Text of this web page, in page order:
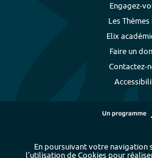
Engagez-
Les Thèmes
Elix
Faire un don
Contactez-
En poursuivant votre navigation
l’utilisation de Cookies pour